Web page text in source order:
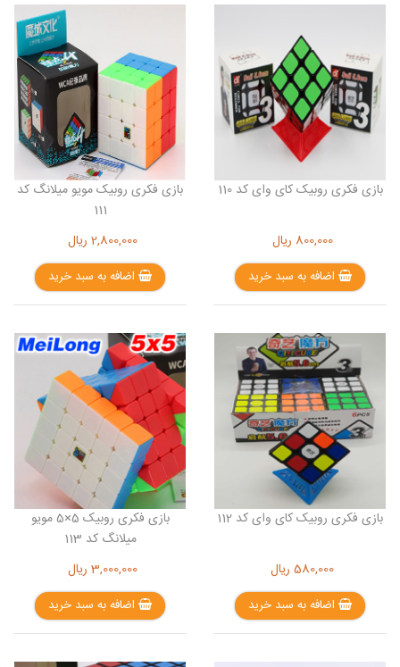
بازی فکری روبیک کای وای کد 110
800,000 ریال
اضافه به سبد خرید
بازی فکری روبیک مویو میلانگ کد
111
2,800,000 ریال
اضافه به سبد خرید
بازی فکری روبیک کای وای کد 112
580,000 ریال
اضافه به سبد خرید
بازی فکری روبیک 5×5 مویو
میلانگ کد 113
3,000,000 ریال
اضافه به سبد خرید